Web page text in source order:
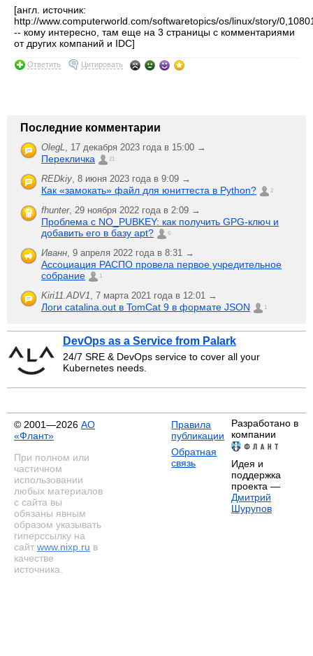
[англ. источник:
http://www.computerworld.com/softwaretopics/os/linux/story/
-- кому интересно, там еще на 3 страницы с комментариями
от других компаний и IDC]
Ответить Цитировать
Последние комментарии
OlegL, 17 декабря 2023 года в 15:00 →
Перекличка 21
REDkiy, 8 июня 2023 года в 9:09 →
Как «замокать» файл для юниттеста в Python? 2
fhunter, 29 ноября 2022 года в 2:09 →
Проблема с NO_PUBKEY: как получить GPG-ключ и
добавить его в базу apt?
6
Иванн, 9 апреля 2022 года в 8:31 →
Ассоциация РАСПО провела первое учредительное
собрание
1
Kiri11.ADV1, 7 марта 2021 года в 12:01 →
Логи catalina.out в TomCat 9 в формате JSON 1
DevOps as a Service from Palark
24/7 SRE & DevOps service to cover all your
Kubernetes needs.
© 2001—2026 АО
«Флант»
При полном или
частичном
использовании
любых материалов
с сайта вы
обязаны явным
образом указывать
гиперссылку на
сайт www.nixp.ru в
качестве
источника.
Правила
публикации
Обратная
связь
Разработано в
компании
Идея и
поддержка
проекта —
Дмитрий
Шурупов